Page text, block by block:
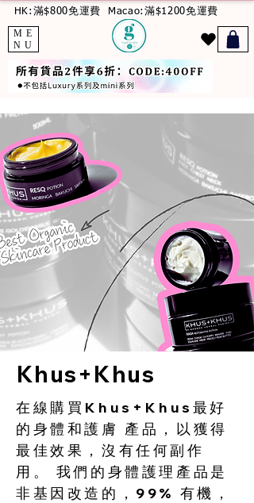
HK:滿$800免運費 Macao:滿$1200免運費
ME
NU
Khus+Khus
在線購買Khus+Khus最好
的身體和護膚 產品，以獲得
最佳效果，沒有任何副作
用。 我們的身體護理產品是
非基因改造的，99% 有機，